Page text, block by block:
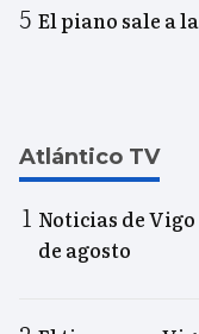
El piano sale a
Atlántico TV
Noticias de
de agosto